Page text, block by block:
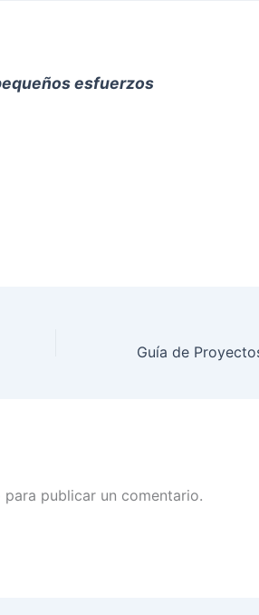
esfuerzos
para publicar un comentario.